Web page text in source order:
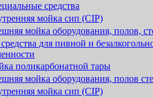
средства
мойка сип (CIP)
мойка оборудования, полов,
для пивной и
поликарбонатной тары
мойка оборудования, полов
мойка сип (CIP)